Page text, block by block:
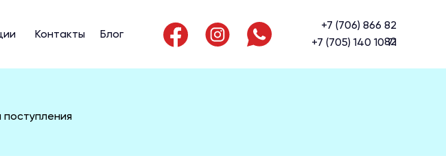
+7 (706) 866 82
82
+7 (705) 140 10 71
Контакты Блог